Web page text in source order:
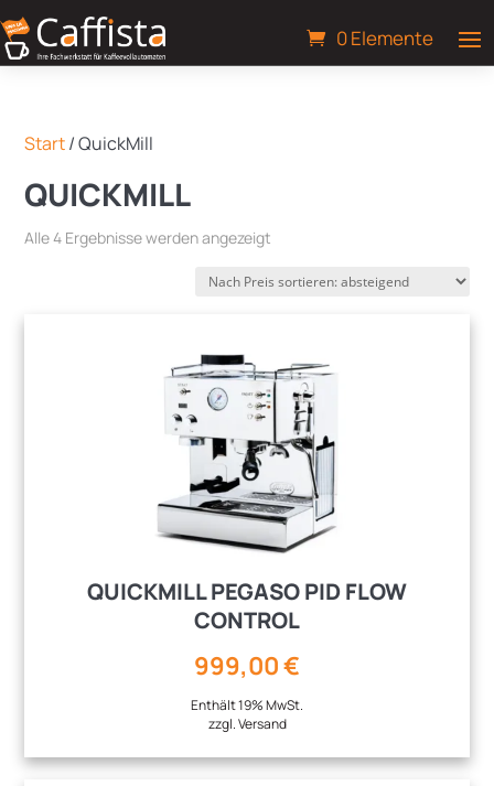
0 Elemente
Start/ QuickMill
QUICKMILL
Alle 4 Ergebnisse werden angezeigt
sortiert:
QUICKMILL PEGASO PID FLOW
CONTROL
999,00€
Enthält 19% MwSt.
zzgl.Versand